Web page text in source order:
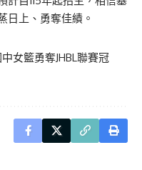
日上、勇奪佳績。
女籃勇奪JHBL聯賽冠